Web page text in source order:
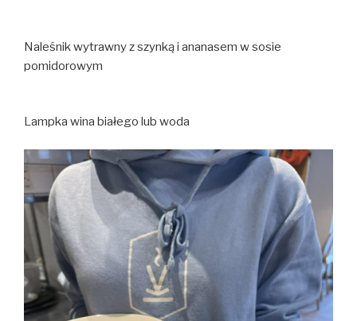
Naleśnik wytrawny z szynką i ananasem w sosie
pomidorowym
Lampka wina białego lub woda